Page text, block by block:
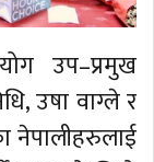
उप–प्रमुख
उषा वाग्ले र
नेपालीहरुलाई